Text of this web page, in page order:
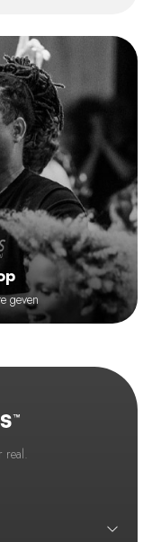
geven
real.